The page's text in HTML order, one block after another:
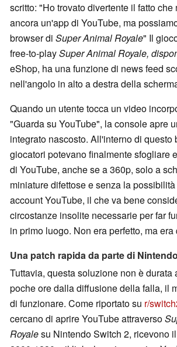
scritto: "Ho trovato divertente il fatto
ancora un'app di YouTube, ma
browser di Super Animal Royale" Il
free-to-playSuper Animal Royale,
eShop, ha una funzione di news feed
nell'angolo in alto a destra della
Quando un utente tocca un video
"Guarda su YouTube", la console apre
integrato nascosto. All'interno di questo
giocatori potevano finalmente sfogliare
di YouTube, anche se a 360p, solo a
miniature difettose e senza la
account YouTube, il che va bene
circostanze insolite necessarie per far
in primo luogo. Non era perfetto, ma era
Una patch rapida da parte di
Tuttavia, questa soluzione non è durata
poche ore dalla diffusione della falla, il
di funzionare. Come riportato su r/
cercano di aprire YouTube attraverso
Royalesu Nintendo Switch 2, ricevono